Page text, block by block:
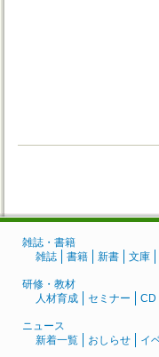
雑誌・書籍
雑誌
書籍 新書 文庫
研修・教材
人材育成
セミナー CD
ニュース
新着一覧
おしらせ イ